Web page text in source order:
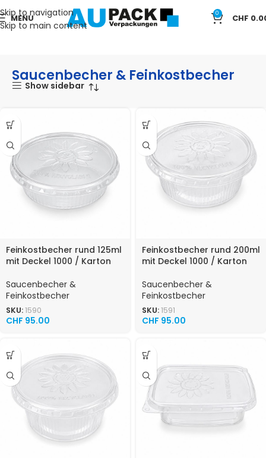
Skip to navigation
Skip to main content
MENU 0 CHF
Start TAKE AWAY Saucenbecher & Feinkostbecher
Saucenbecher & Feinkostbecher
Show sidebar
Feinkostbecher rund 125ml
mit Deckel 1000 / Karton
Saucenbecher &
Feinkostbecher
SKU:1590
CHF 95.00
Feinkostbecher rund 200ml
mit Deckel 1000 / Karton
Saucenbecher &
Feinkostbecher
SKU:1591
CHF 95.00